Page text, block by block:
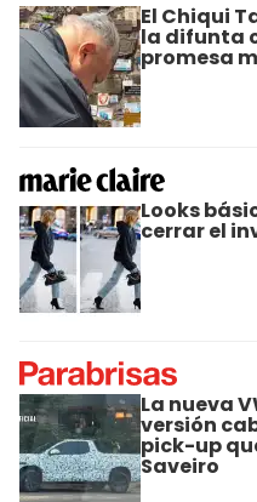
El Chiqui
la difunta
promesa
Looks
cerrar el
La nueva
versión
pick-up
Saveiro